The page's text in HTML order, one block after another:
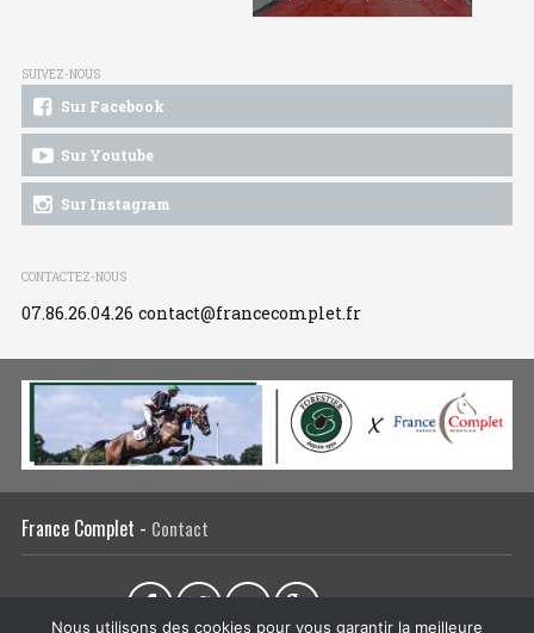
SUIVEZ-NOUS
Sur Facebook
Sur Youtube
Sur Instagram
CONTACTEZ-NOUS
07.86.26.04.26 contact@francecomplet.fr
France Complet - Contact
Nous utilisons des cookies pour vous garantir la meilleure